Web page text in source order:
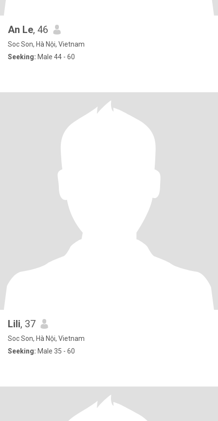
An Le, 46
Soc Son, Hà Nội, Vietnam
Seeking: Male 44 - 60
Lili, 37
Soc Son, Hà Nội, Vietnam
Seeking: Male 35 - 60